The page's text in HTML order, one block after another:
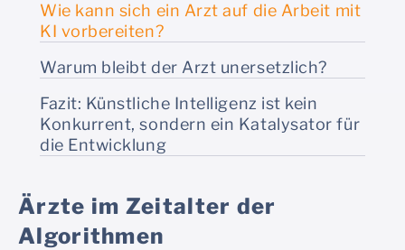
Wie kann sich ein Arzt auf die Arbeit mit
KI vorbereiten?
Warum bleibt der Arzt unersetzlich?
Fazit: Künstliche Intelligenz ist kein
Konkurrent, sondern ein Katalysator für
die Entwicklung
Ärzte im Zeitalter der
Algorithmen